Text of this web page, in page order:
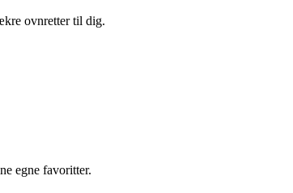
ovnretter til dig.
egne favoritter.